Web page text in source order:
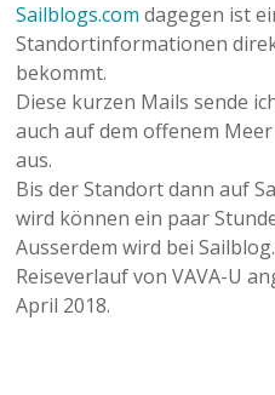
Sailblogs.com dagegen ist
Standortinformationen
bekommt.
Diese kurzen Mails sende
auch auf dem offenem Meer
aus.
Bis der Standort dann auf
wird können ein paar
Ausserdem wird bei
Reiseverlauf von VAVA-U
April 2018.